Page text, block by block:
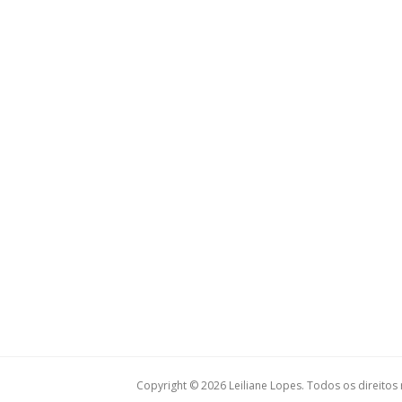
Copyright © 2026 Leiliane Lopes. Todos os direitos